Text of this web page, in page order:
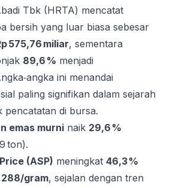
Tbk (HRTA) mencatat
bersih yang luar biasa sebesar
575,76 miliar, sementara
89,6 % menjadi
ini menandai
paling signifikan dalam sejarah
pencatatan di bursa.
emas murni naik 29,6 %
ton).
(ASP) meningkat 46,3 %
gram, sejalan dengan tren